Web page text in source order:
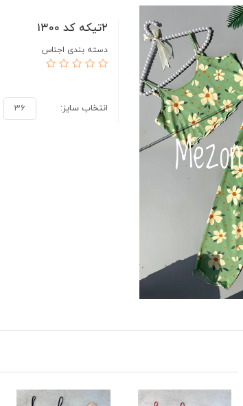
۲تیکه کد ۱۳۰۰
دسته بندی اجناس
انتخاب سایز: 36